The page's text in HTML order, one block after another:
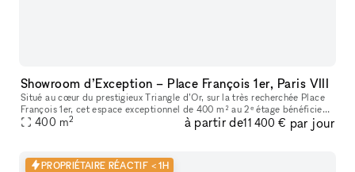
Showroom d’Exception – Place François 1er, Paris VIII
Situé au cœur du prestigieux Triangle d’Or, sur la très recherchée Place
François 1er, cet espace exceptionnel de 400 m² au 2ᵉ étage bénéficie
d’un emplacement premium à quelques pas seulement de la
400 m2 à partir de11 400 € par jour
PROPRIÉTAIRE RÉACTIF < 1H